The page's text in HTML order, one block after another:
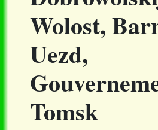
Wolost,
Uezd,
Tomsk